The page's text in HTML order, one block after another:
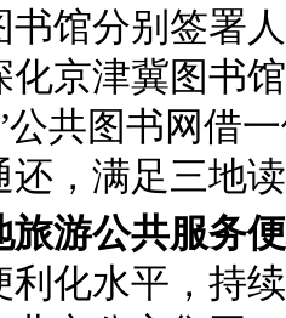
书馆分别签署
化京津冀图书
公共图书网借
还，满足三地
旅游公共服务
利化水平，持